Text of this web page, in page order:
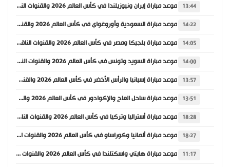
13:44 موعد مباراة إيران ونيوزيلندا في كأس العالم 2026 والقنوات الناقلة
14:22 موعد مباراة السعودية وأوروغواي في كأس العالم 2026 والقنوات الناقلة
14:05 موعد مباراة بلجيكا ومصر في كأس العالم 2026 والقنوات الناقلة
14:00 موعد مباراة السويد وتونس في كأس العالم 2026 والقنوات الناقلة
13:57 موعد مباراة إسبانيا والرأس الأخضر في كأس العالم 2026 والقنوات الناقلة
13:51 موعد مباراة ساحل العاج والإكوادور في كأس العالم 2026 والقنوات الناقلة
18:28 موعد مباراة أستراليا وتركيا في كأس العالم 2026 والقنوات الناقلة
18:27 موعد مباراة ألمانيا وكوراساو في كأس العالم 2026 والقنوات الناقلة
11:17 موعد مباراة هايتي واسكتلندا في كأس العالم 2026 والقنوات الناقلة